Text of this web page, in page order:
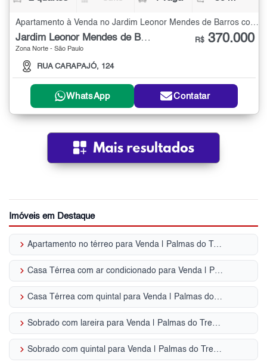
Apartamento à Venda no Jardim Leonor Mendes de Barros com 2 quartos - 50 m²
Jardim Leonor Mendes de Barros
Zona Norte - São Paulo
RUA CARAPAJÓ, 124
R$ 370.000
WhatsApp Contatar
Imóveis em Destaque
keyboard_arrow_right Apartamento no térreo para Venda | Palmas do Tremembé
keyboard_arrow_right Casa Térrea com ar condicionado para Venda | Palmas do Tremembé
keyboard_arrow_right Casa Térrea com quintal para Venda | Palmas do Tremembé
keyboard_arrow_right Sobrado com lareira para Venda | Palmas do Tremembé
keyboard_arrow_right Sobrado com quintal para Venda | Palmas do Tremembé